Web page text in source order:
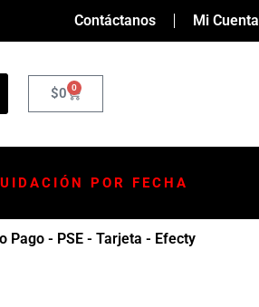
Contáctanos Mi Cuenta
$0 0
POR FECHA
Pago - PSE - Tarjeta - Efecty